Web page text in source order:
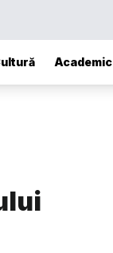
Academic